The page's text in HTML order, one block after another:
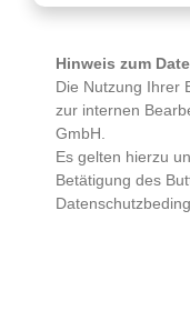
Hinweis zum
Die Nutzung Ihrer
zur internen
GmbH.
Es gelten hierzu
Betätigung des